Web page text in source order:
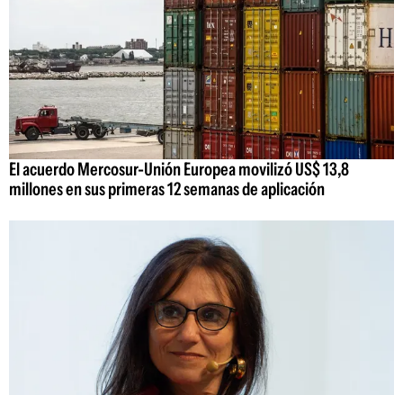
El acuerdo Mercosur-Unión Europea movilizó US$ 13,8
millones en sus primeras 12 semanas de aplicación